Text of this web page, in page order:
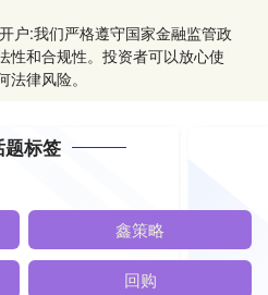
户:我们严格遵守国家金融监管政
性和合规性。投资者可以放心使
律风险。
题标签
鑫策略
回购